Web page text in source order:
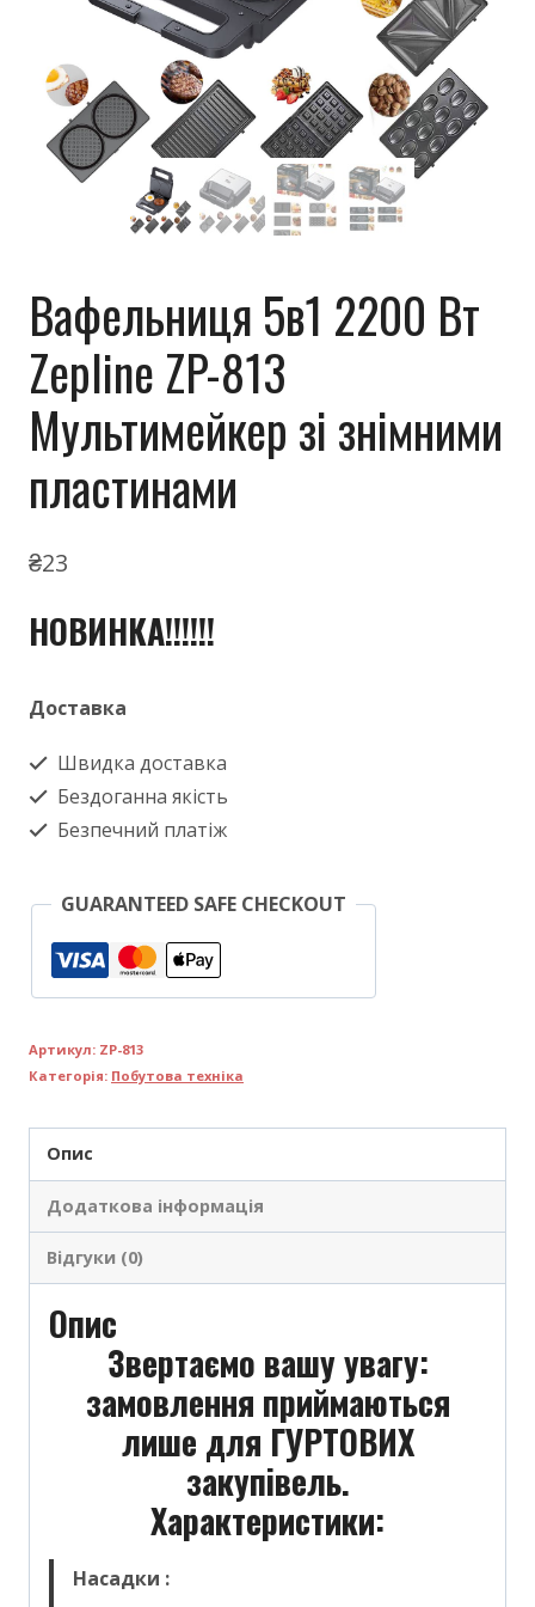
Вафельниця 5в1 2200 Вт
Zepline ZP-813
Мультимейкер зі знімними
пластинами
₴23
НОВИНКА!!!!!!
Доставка
Швидка доставка
Бездоганна якість
Безпечний платіж
GUARANTEED SAFE CHECKOUT
Артикул: ZP-813
Категорія: Побутова техніка
Опис
Додаткова інформація
Відгуки (0)
Опис
Звертаємо вашу увагу:
замовлення приймаються
лише для ГУРТОВИХ
закупівель.
Характеристики:
Насадки :